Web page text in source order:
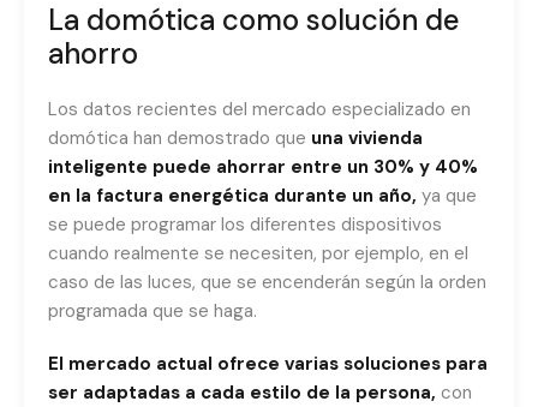
La domótica como solución de
ahorro
Los datos recientes del mercado especializado en
domótica han demostrado que una vivienda
inteligente puede ahorrar entre un 30% y 40%
en la factura energética durante un año, ya que
se puede programar los diferentes dispositivos
cuando realmente se necesiten, por ejemplo, en el
caso de las luces, que se encenderán según la orden
programada que se haga.
El mercado actual ofrece varias soluciones para
ser adaptadas a cada estilo de la persona, con